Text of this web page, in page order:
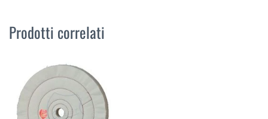
Prodotti correlati